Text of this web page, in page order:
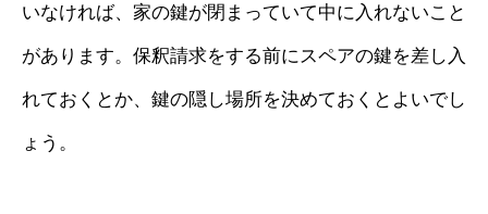
いなければ、家の鍵が閉まっていて中に入れないこと
があります。保釈請求をする前にスペアの鍵を差し入
れておくとか、鍵の隠し場所を決めておくとよいでし
ょう。